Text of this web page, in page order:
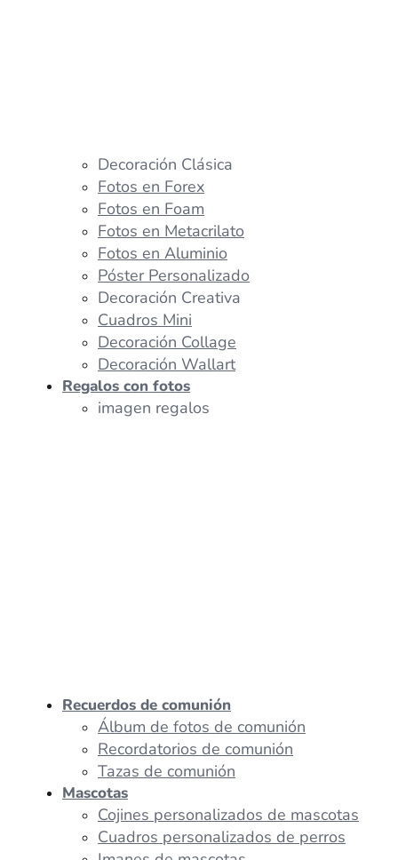
Decoración Clásica
Fotos en Forex
Fotos en Foam
Fotos en Metacrilato
Fotos en Aluminio
Póster Personalizado
Decoración Creativa
Cuadros Mini
Decoración Collage
Decoración Wallart
Regalos con fotos
imagen regalos
Recuerdos de comunión
Álbum de fotos de comunión
Recordatorios de comunión
Tazas de comunión
Mascotas
Cojines personalizados de mascotas
Cuadros personalizados de perros